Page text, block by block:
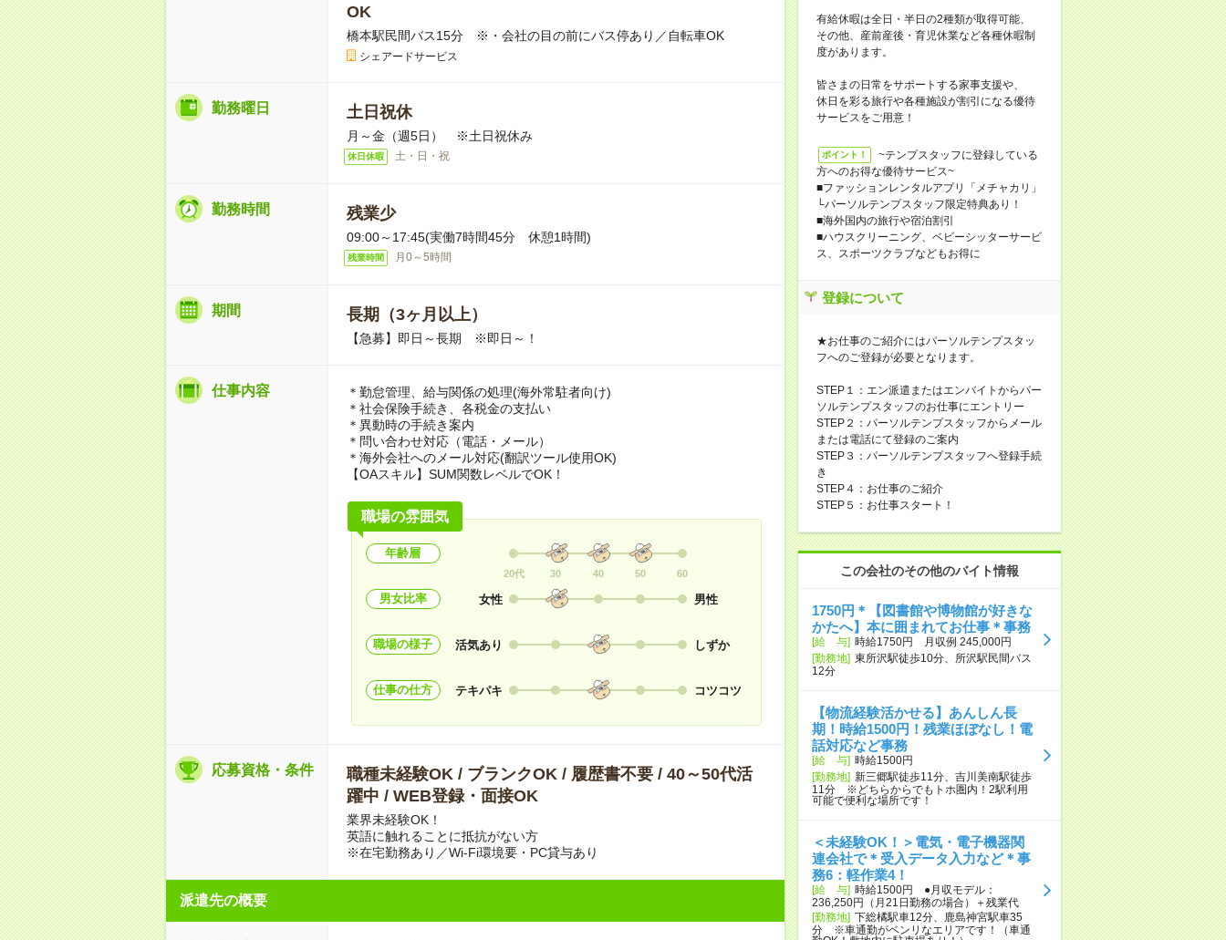
OK
橋本駅民間バス15分 ※・会社の目の前にバス停あり／自転車OK
シェアードサービス
勤務曜日 土日祝休
月～金（週5日） ※土日祝休み
休日休暇 土・日・祝
勤務時間 残業少
09:00～17:45(実働7時間45分 休憩1時間)
残業時間 月0～5時間
期間 長期（3ヶ月以上）
【急募】即日～長期 ※即日～！
仕事内容
＊勤怠管理、給与関係の処理(海外常駐者向け)
＊社会保険手続き、各税金の支払い
＊異動時の手続き案内
＊問い合わせ対応（電話・メール）
＊海外会社へのメール対応(翻訳ツール使用OK)
【OAスキル】SUM関数レベルでOK！
職場の雰囲気
年齢層
20代 30 40 50 60
男女比率 女性 男性
職場の様子 活気あり しずか
仕事の仕方 テキパキ コツコツ
応募資格・条件
職種未経験OK / ブランクOK / 履歴書不要 / 40～50代活
躍中 / WEB登録・面接OK
業界未経験OK！
英語に触れることに抵抗がない方
※在宅勤務あり／Wi-Fi環境要・PC貸与あり
派遣先の概要
有給休暇は全日・半日の2種類が取得可能、
その他、産前産後・育児休業など各種休暇制
度があります。
皆さまの日常をサポートする家事支援や、
休日を彩る旅行や各種施設が割引になる優待
サービスをご用意！
ポイント！
~テンプスタッフに登録している
方へのお得な優待サービス~
■ファッションレンタルアプリ「メチャカリ」
└パーソルテンプスタッフ限定特典あり！
■海外国内の旅行や宿泊割引
■ハウスクリーニング、ベビーシッターサービ
ス、スポーツクラブなどもお得に
登録について
★お仕事のご紹介にはパーソルテンプスタッ
フへのご登録が必要となります。
STEP１：エン派遣またはエンバイトからパー
ソルテンプスタッフのお仕事にエントリー
STEP２：パーソルテンプスタッフからメール
または電話にて登録のご案内
STEP３：パーソルテンプスタッフへ登録手続
き
STEP４：お仕事のご紹介
STEP５：お仕事スタート！
この会社のその他のバイト情報
1750円＊【図書館や博物館が好きな
かたへ】本に囲まれてお仕事＊事務
[給 与] 時給1750円 月収例 245,000円
[勤務地] 東所沢駅徒歩10分、所沢駅民間バス
12分
【物流経験活かせる】あんしん長
期！時給1500円！残業ほぼなし！電
話対応など事務
[給 与] 時給1500円
[勤務地] 新三郷駅徒歩11分、吉川美南駅徒歩
11分 ※どちらからでもトホ圏内！2駅利用
可能で便利な場所です！
＜未経験OK！＞電気・電子機器関
連会社で＊受入データ入力など＊事
務6：軽作業4！
[給 与] 時給1500円 ●月収モデル：
236,250円（月21日勤務の場合）＋残業代
[勤務地] 下総橘駅車12分、鹿島神宮駅車35
分 ※車通勤がベンリなエリアです！（車通